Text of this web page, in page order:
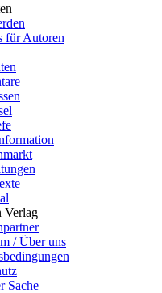
für Autoren
Verlag
/ Über uns
Sache